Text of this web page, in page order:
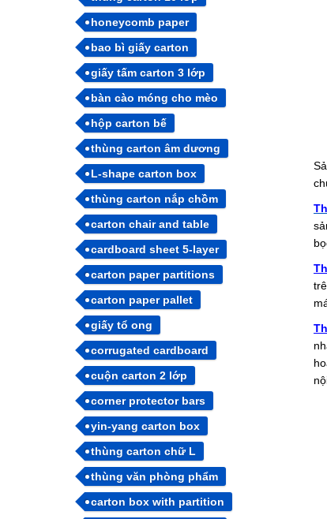
honeycomb paper
bao bì giấy carton
giấy tấm carton 3 lớp
bàn cào móng cho mèo
hộp carton bế
thùng carton âm dương
L-shape carton box
thùng carton nắp chồm
carton chair and table
cardboard sheet 5-layer
carton paper partitions
carton paper pallet
giấy tổ ong
corrugated cardboard
cuộn carton 2 lớp
corner protector bars
yin-yang carton box
thùng carton chữ L
thùng văn phòng phẩm
carton box with partition